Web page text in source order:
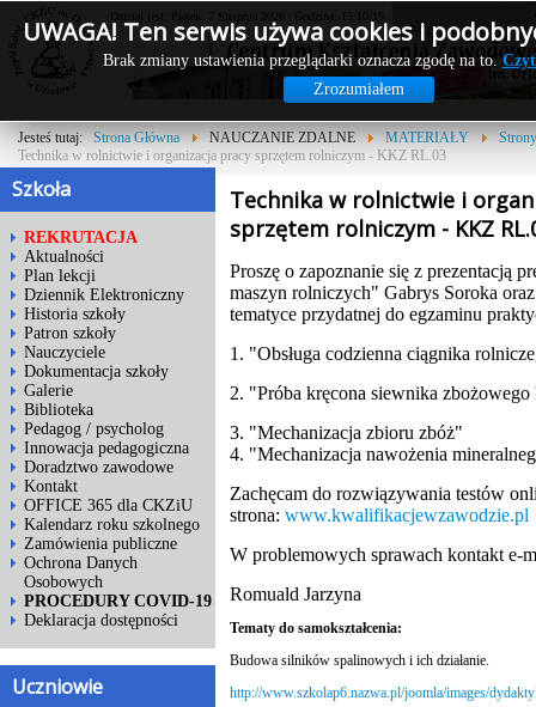
UWAGA! Ten serwis używa cookies i
Brak zmiany ustawienia przeglądarki oznacza zgodę na to.
Zrozumiałem
Dzisiaj jest: Piątek, 7 Sierpnia 2026 | Godzina: 15:10:19
Jesteś tutaj: Strona Główna NAUCZANIE ZDALNE MATERIAŁY
Strony
Technika w rolnictwie i organizacja pracy sprzętem rolniczym - KKZ RL.03
Szkoła
REKRUTACJA
Aktualności
Plan lekcji
Dziennik Elektroniczny
Historia szkoły
Patron szkoły
Nauczyciele
Dokumentacja szkoły
Galerie
Biblioteka
Pedagog / psycholog
Innowacja pedagogiczna
Doradztwo zawodowe
Kontakt
OFFICE 365 dla CKZiU
Kalendarz roku szkolnego
Zamówienia publiczne
Ochrona Danych
Osobowych
PROCEDURY COVID-19
Deklaracja dostępności
Uczniowie
Technika w rolnictwie i
sprzętem rolniczym - KKZ
Proszę o zapoznanie się z prezentacją
maszyn rolniczych" Gabrys Soroka
tematyce przydatnej do egzaminu
1. "Obsługa codzienna ciągnika
2. "Próba kręcona siewnika zbożowego
3. "Mechanizacja zbioru zbóż"
4. "Mechanizacja nawożenia
Zachęcam do rozwiązywania testów
strona: www.kwalifikacjewzawodzie.pl
W problemowych sprawach kontakt e-
Romuald Jarzyna
Tematy do samokształcenia:
Budowa silników spalinowych i ich działanie.
http://www.szkolap6.nazwa.pl/joomla/images/